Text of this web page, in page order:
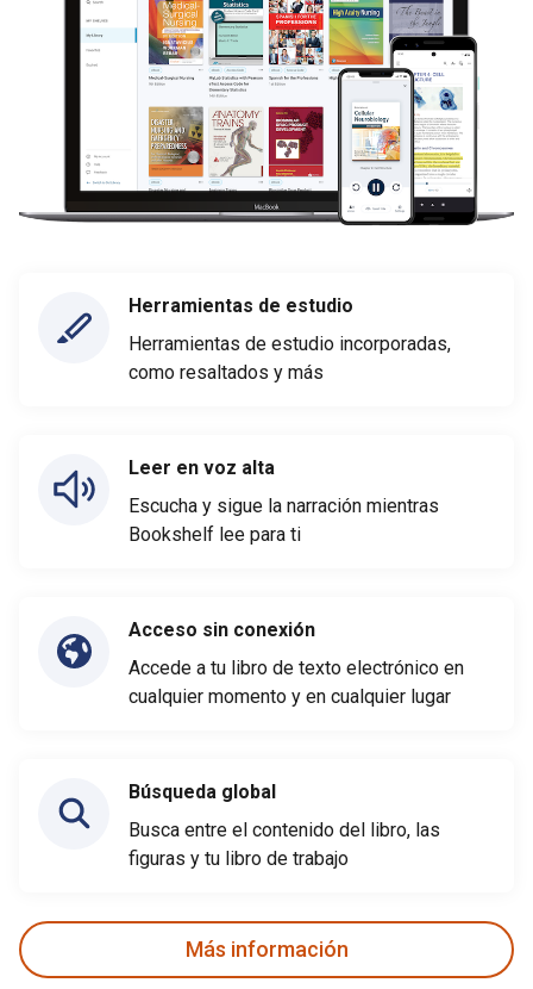
Herramientas de estudio
Herramientas de estudio incorporadas,
como resaltados y más
Leer en voz alta
Escucha y sigue la narración mientras
Bookshelf lee para ti
Acceso sin conexión
Accede a tu libro de texto electrónico en
cualquier momento y en cualquier lugar
Búsqueda global
Busca entre el contenido del libro, las
figuras y tu libro de trabajo
Más información